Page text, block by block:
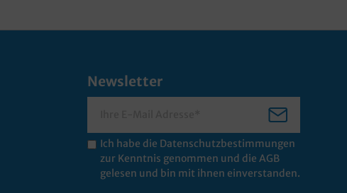
Newsletter
Ich habe die Datenschutzbestimmungen
zur Kenntnis genommen und die AGB
gelesen und bin mit ihnen einverstanden.